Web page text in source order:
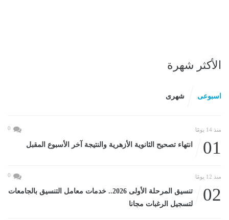
الأكثر شهرة
اسبوعى شهرى
منذ 14 يومًا 0
01 انتهاء تصحيح الثانوية الأزهرية والنتيجة آخر الأسبوع المقبل
منذ 12 يومًا 0
02
تنسيق المرحلة الأولى 2026.. خدمات معامل التنسيق بالجامعات
لتسجيل الرغبات مجانا